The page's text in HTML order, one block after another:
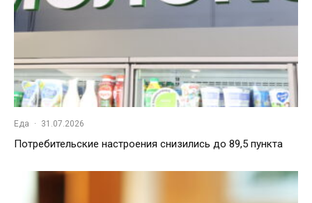
Еда · 31.07.2026
Потребительские настроения снизились до 89,5 пункта